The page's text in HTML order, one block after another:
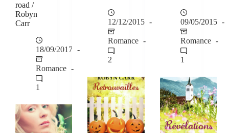
road /
Robyn
Carr
18/09/2017
Romance
1
12/12/2015
Romance
2
09/05/2015
Romance
1